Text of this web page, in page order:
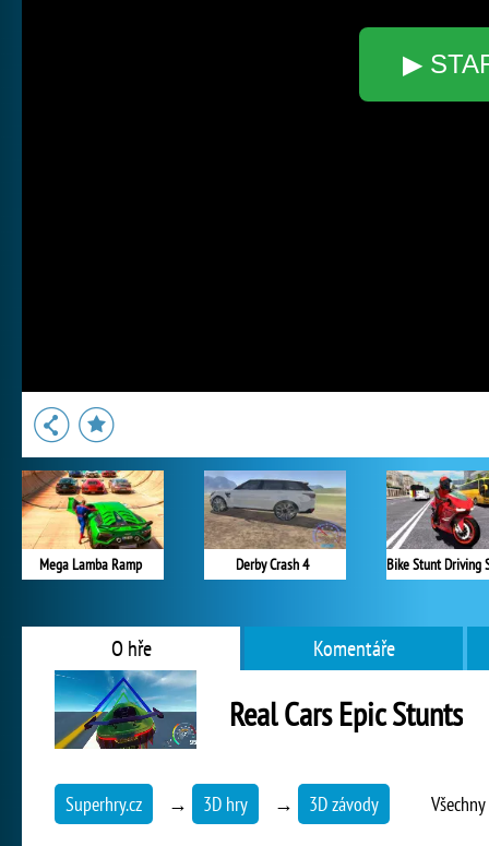
▶
Mega Lamba Ramp Derby Crash 4
O hře Komentáře
Real Cars Epic Stunts
Superhry.cz → 3D hry → 3D závody